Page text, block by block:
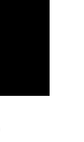
autóctonos, naturaleza
de la Reserva